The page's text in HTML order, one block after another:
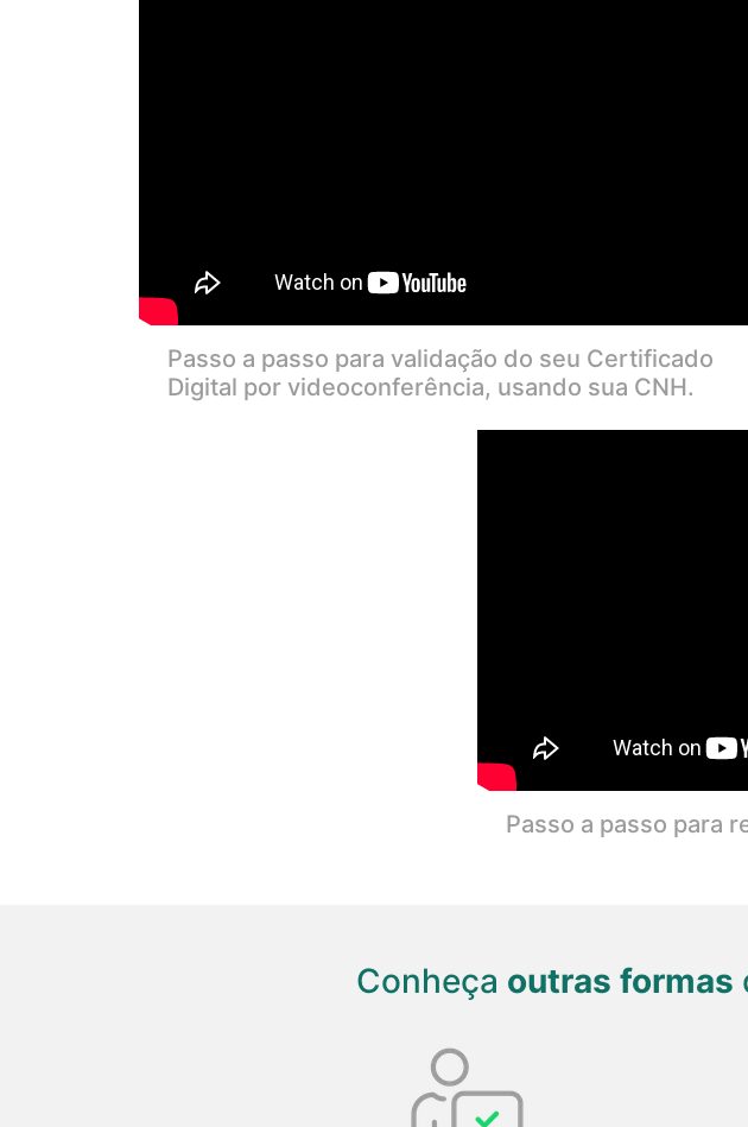
Passo a passo para validação do seu Certificado
Digital por videoconferência, usando sua CNH.
Passo a passo para
Conheça outras formas